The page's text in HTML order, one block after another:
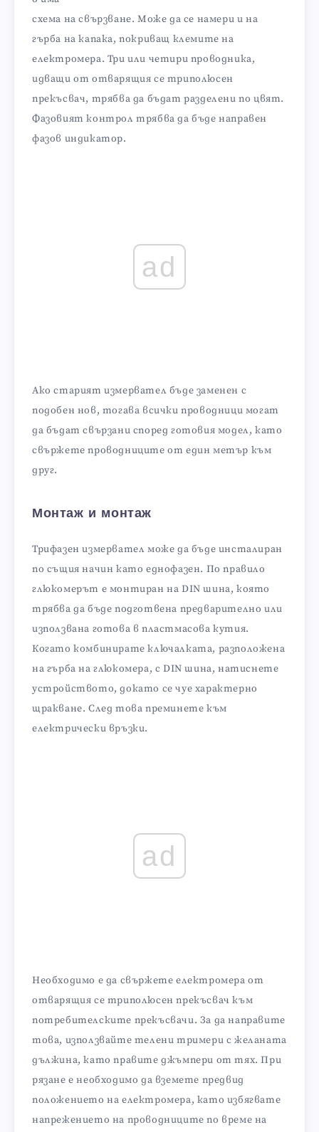
схема на свързване. Може да се намери и на
гърба на капака, покриващ клемите на
електромера. Три или четири проводника,
идващи от отварящия се триполюсен
прекъсвач, трябва да бъдат разделени по цвят.
Фазовият контрол трябва да бъде направен
фазов индикатор.
ad
Ако старият измервател бъде заменен с
подобен нов, тогава всички проводници могат
да бъдат свързани според готовия модел, като
свържете проводниците от един метър към
друг.
Монтаж и монтаж
Трифазен измервател може да бъде инсталиран
по същия начин като еднофазен. По правило
глюкомерът е монтиран на DIN шина, която
трябва да бъде подготвена предварително или
използвана готова в пластмасова кутия.
Когато комбинирате ключалката, разположена
на гърба на глюкомера, с DIN шина, натиснете
устройството, докато се чуе характерно
щракване. След това преминете към
електрически връзки.
ad
Необходимо е да свържете електромера от
отварящия се триполюсен прекъсвач към
потребителските прекъсвачи. За да направите
това, използвайте телени тримери с желаната
дължина, като правите джъмпери от тях. При
рязане е необходимо да вземете предвид
положението на електромера, като избягвате
напрежението на проводниците по време на